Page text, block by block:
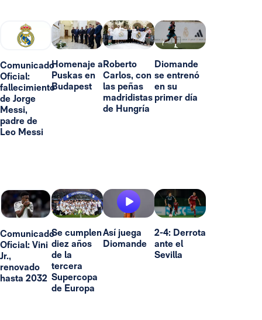
Comunicado
Oficial:
fallecimiento
de Jorge
Messi,
padre de
Leo Messi
Homenaje a
Puskas en
Budapest
Roberto
Carlos, con
las peñas
madridistas
de Hungría
Diomande
se entrenó
en su
primer día
Comunicado
Oficial: Vini
Jr.,
renovado
hasta 2032
Se cumplen
diez años
de la
tercera
Supercopa
de Europa
Así juega
Diomande
2-4: Derrota
ante el
Sevilla